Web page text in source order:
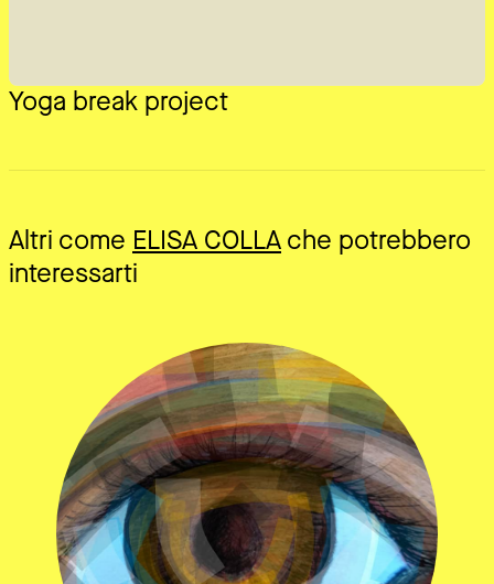
Yoga break project
Altri come ELISA COLLAche potrebbero
interessarti